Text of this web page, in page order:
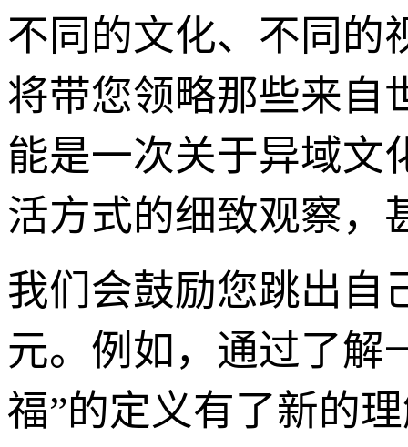
不同的文化、不同的
将带您领略那些来自
能是一次关于异域文
活方式的细致观察，
我们会鼓励您跳出自
元。例如，通过了解
福”的定义有了新的